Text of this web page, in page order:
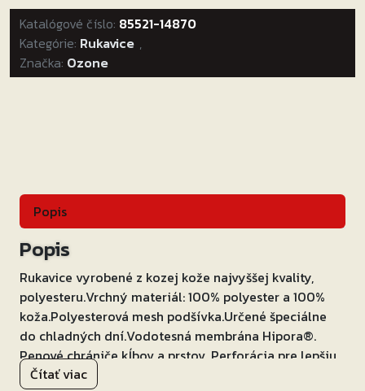
motocykel
Ozone
Touring
WP
čierne
Katalógové číslo: 85521-14870
Kategórie: Rukavice ,
Značka: Ozone
Popis
Popis
Rukavice vyrobené z kozej kože najvyššej kvality,
polyesteru.Vrchný materiál: 100% polyester a 100%
koža.Polyesterová mesh podšívka.Určené špeciálne
do chladných dní.Vodotesná membrána Hipora®.
Penové chrániče kĺbov a prstov. Perforácia pre lepšiu
priedušnosť. Zdvojená vrstva kože na dlani.
Čítať viac